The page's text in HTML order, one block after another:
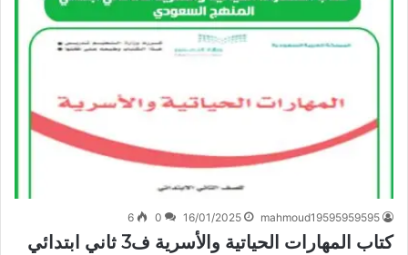
mahmoud19595959595
16/01/2025
0
6
كتاب المهارات الحياتية والأسرية ف3 ثاني ابتدائي